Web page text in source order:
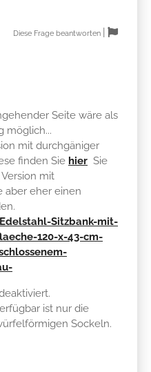
Diese Frage beantworten
Seite wäre als
möglich...
mit durchgäniger
finden Sie hier Sie
mit
aber eher einen
Sitzbank-mit-
120-x-43-cm-
ist nur die
Sockeln.